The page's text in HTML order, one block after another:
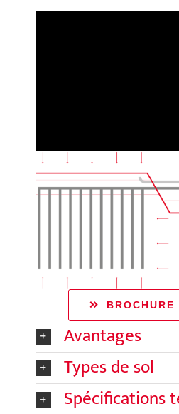
BROCHURE
Avantages
Types de sol
Spécifications